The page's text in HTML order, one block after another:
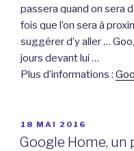
passera quand on sera
fois que l’on sera à
suggérer d’y aller …
jours devant lui …
Plus d’informations :
PUBLIÉ
LE
18 MAI 2016
Google Home,